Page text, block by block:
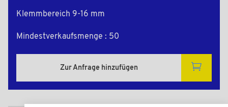
Klemmbereich 9-16 mm
Mindestverkaufsmenge : 50
Zur Anfrage hinzufügen